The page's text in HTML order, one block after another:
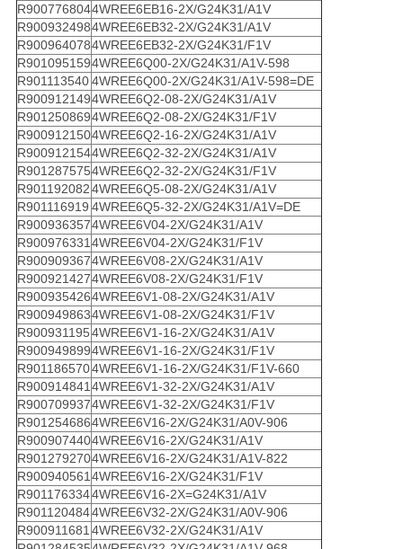
R9007768044WREE6EB16-2X/G24K31/A1V
R9009324984WREE6EB32-2X/G24K31/A1V
R9009640784WREE6EB32-2X/G24K31/F1V
R9010951594WREE6Q00-2X/G24K31/A1V-598
R9011135404WREE6Q00-2X/G24K31/A1V-598=DE
R9009121494WREE6Q2-08-2X/G24K31/A1V
R9012508694WREE6Q2-08-2X/G24K31/F1V
R9009121504WREE6Q2-16-2X/G24K31/A1V
R9009121544WREE6Q2-32-2X/G24K31/A1V
R9012875754WREE6Q2-32-2X/G24K31/F1V
R9011920824WREE6Q5-08-2X/G24K31/A1V
R901116919 4WREE6Q5-32-2X/G24K31/A1V=DE
R9009363574WREE6V04-2X/G24K31/A1V
R9009763314WREE6V04-2X/G24K31/F1V
R9009093674WREE6V08-2X/G24K31/A1V
R9009214274WREE6V08-2X/G24K31/F1V
R9009354264WREE6V1-08-2X/G24K31/A1V
R9009498634WREE6V1-08-2X/G24K31/F1V
R9009311954WREE6V1-16-2X/G24K31/A1V
R9009498994WREE6V1-16-2X/G24K31/F1V
R9011865704WREE6V1-16-2X/G24K31/F1V-660
R9009148414WREE6V1-32-2X/G24K31/A1V
R9007099374WREE6V1-32-2X/G24K31/F1V
R9012546864WREE6V16-2X/G24K31/A0V-906
R9009074404WREE6V16-2X/G24K31/A1V
R9012792704WREE6V16-2X/G24K31/A1V-822
R9009405614WREE6V16-2X/G24K31/F1V
R9011763344WREE6V16-2X=G24K31/A1V
R9011204844WREE6V32-2X/G24K31/A0V-906
R9009116814WREE6V32-2X/G24K31/A1V